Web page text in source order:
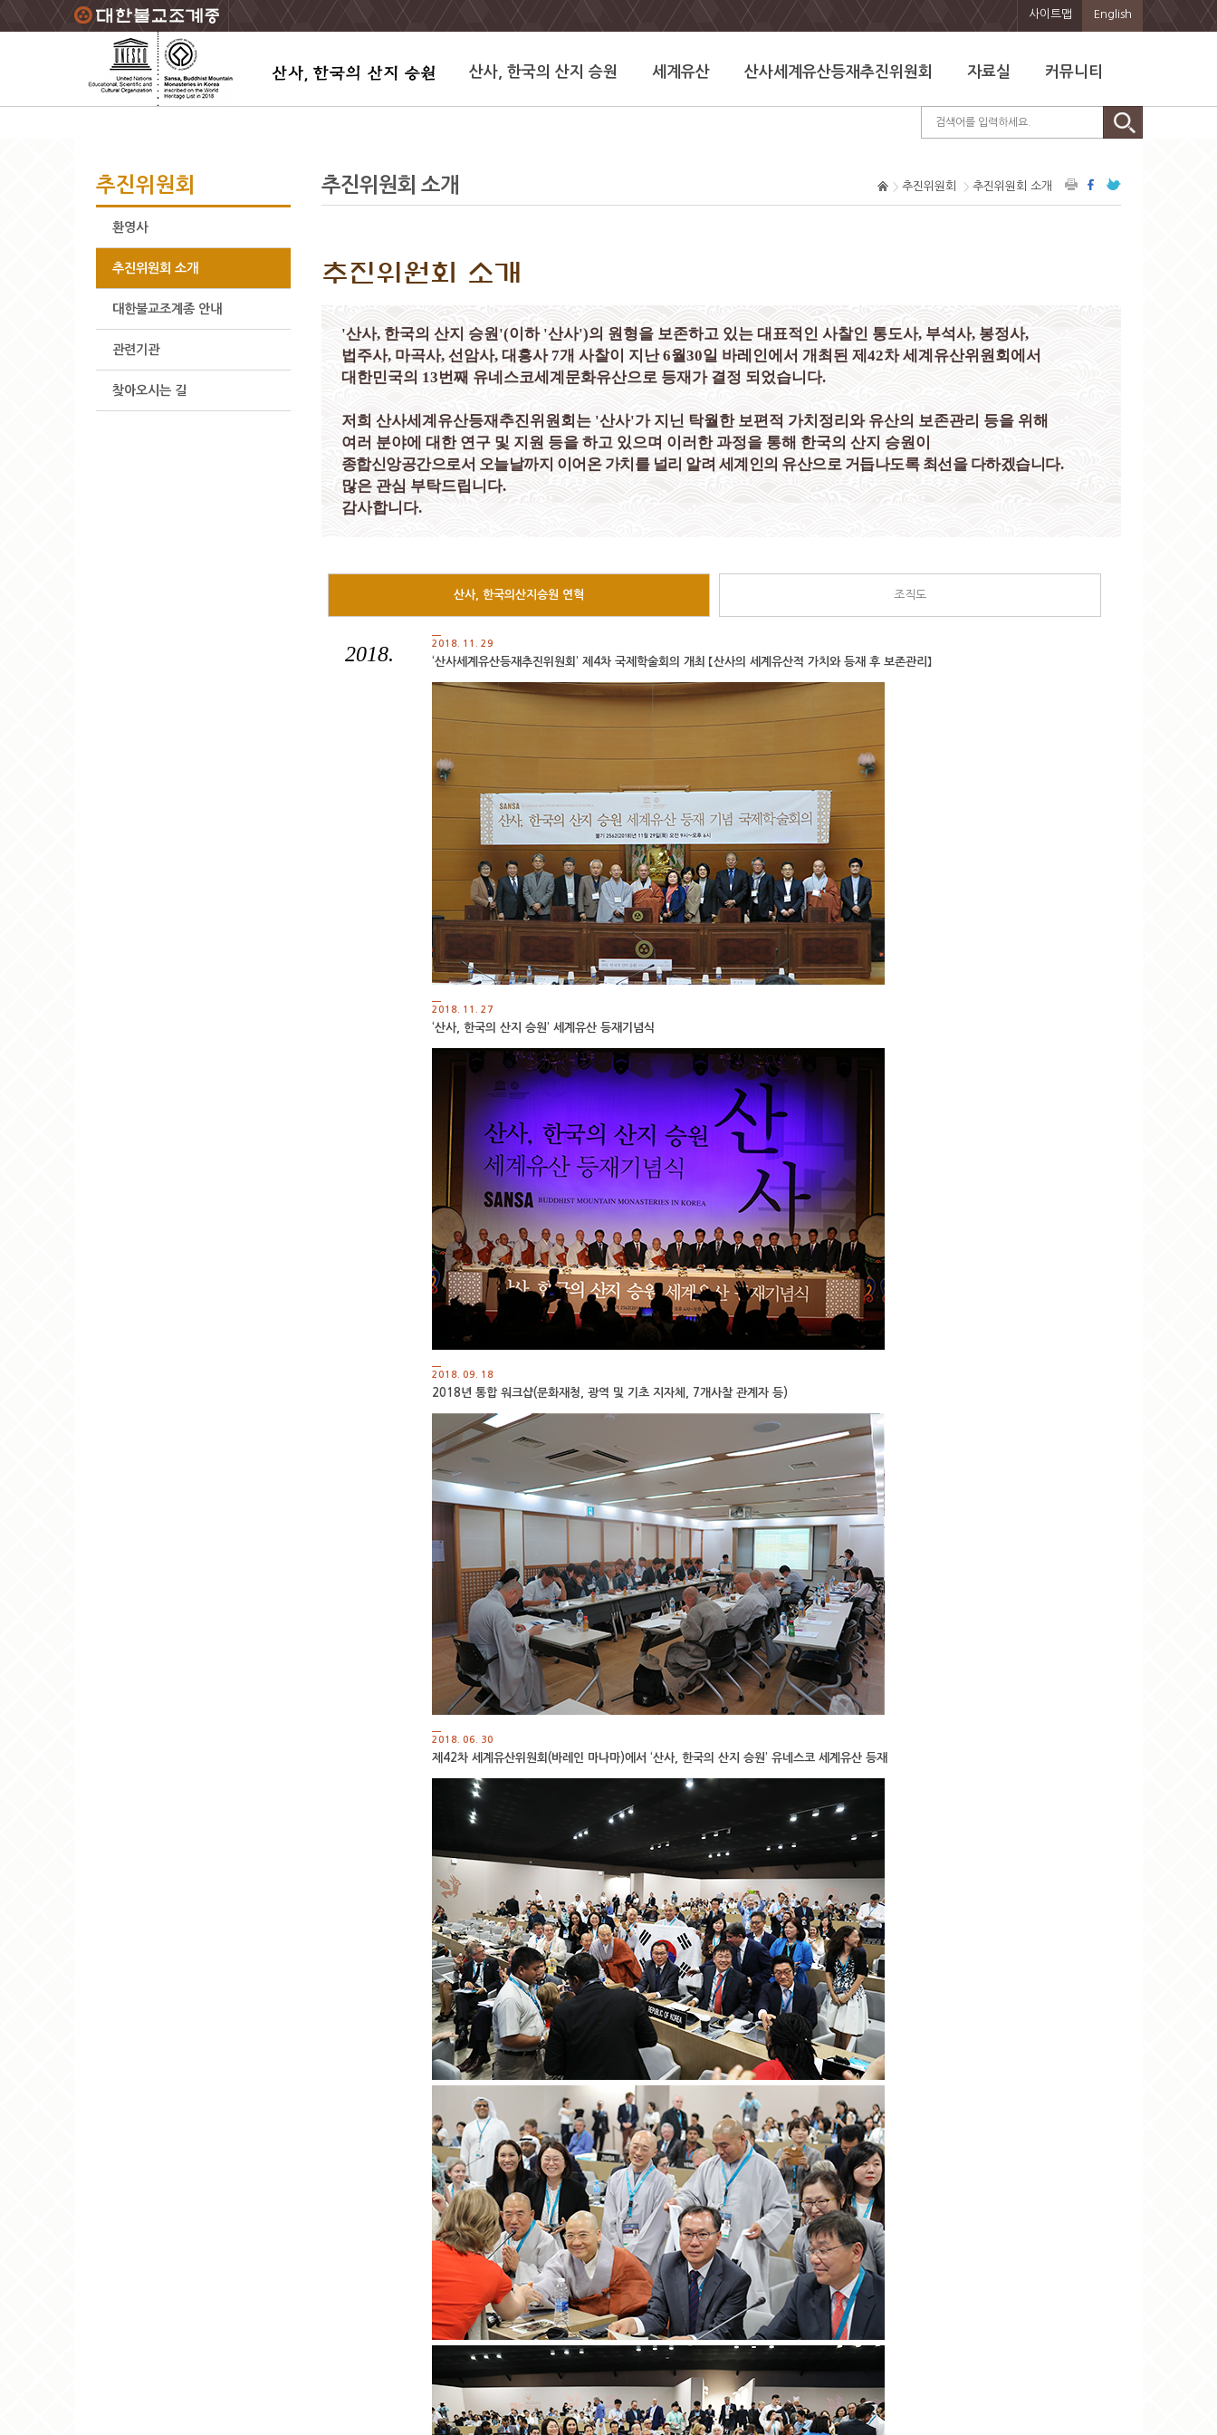
주요메뉴 바로가기
본문 바로가기
하단메뉴 바로가기 사이트맵 English
산사, 한국의 산지 승원 세계유산 산사세계유산등재추진위원회 자료실 커뮤니티
추진위원회
환영사
추진위원회 소개
대한불교조계종 안내
관련기관
찾아오시는 길
추진위원회 소개 추진위원회 추진위원회 소개
추진위원회 소개
'산사, 한국의 산지 승원'(이하 '산사')의 원형을 보존하고 있는 대표적인 사찰인 통도사, 부석사, 봉정사,
법주사, 마곡사, 선암사, 대흥사 7개 사찰이 지난 6월30일 바레인에서 개최된 제42차 세계유산위원회에서
대한민국의 13번째 유네스코세계문화유산으로 등재가 결정 되었습니다.
저희 산사세계유산등재추진위원회는 '산사'가 지닌 탁월한 보편적 가치정리와 유산의 보존관리 등을 위해
여러 분야에 대한 연구 및 지원 등을 하고 있으며 이러한 과정을 통해 한국의 산지 승원이
종합신앙공간으로서 오늘날까지 이어온 가치를 널리 알려 세계인의 유산으로 거듭나도록 최선을 다하겠습니다.
많은 관심 부탁드립니다.
감사합니다.
산사, 한국의산지승원 연혁 조직도
2018. 2018. 11. 29
‘산사세계유산등재추진위원회’ 제4차 국제학술회의 개최 【산사의 세계유산적 가치와 등재 후 보존관리】
2018. 11. 27
‘산사, 한국의 산지 승원’ 세계유산 등재기념식
2018. 09. 18
2018년 통합 워크샵(문화재청, 광역 및 기초 지자체, 7개사찰 관계자 등)
2018. 06. 30
제42차 세계유산위원회(바레인 마나마)에서 ‘산사, 한국의 산지 승원’ 유네스코 세계유산 등재